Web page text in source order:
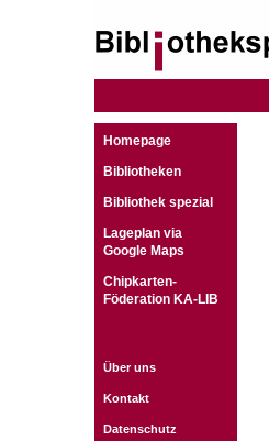
Homepage
Bibliotheken
Bibliothek spezial
Lageplan via
Google Maps
Chipkarten-
Föderation KA-LIB
Über uns
Kontakt
Datenschutz